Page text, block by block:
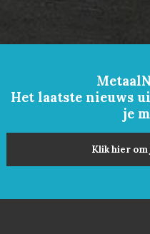
Het laatste nieuws
je
Klik hier